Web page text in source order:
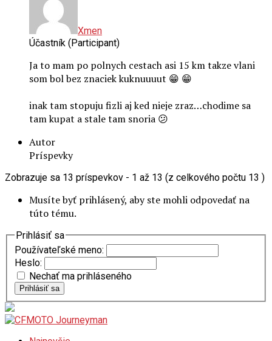
Xmen
Účastník (Participant)
Ja to mam po polnych cestach asi 15 km takze vlani
som bol bez znaciek kuknuuuut 😁 😁
inak tam stopuju fizli aj ked nieje zraz…chodime sa
tam kupat a stale tam snoria 😕
Autor
Príspevky
Zobrazuje sa 13 príspevkov - 1 až 13 (z celkového počtu 13 )
Musíte byť prihlásený, aby ste mohli odpovedať na
túto tému.
Prihlásiť sa
Používateľské meno:
Heslo:
Nechať ma prihláseného
Prihlásiť sa